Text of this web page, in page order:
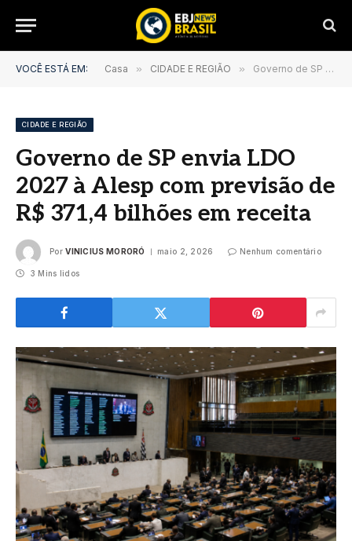
VOCÊ ESTÁ EM: Casa » CIDADE E REGIÃO » Governo de SP envia LDO 2027 à Alesp com previsão de R$ 371,4 bilhões em receita
CIDADE E REGIÃO
Governo de SP envia LDO
2027 à Alesp com previsão de
R$ 371,4 bilhões em receita
Por VINICIUS MORORÓ maio 2, 2026 Nenhum comentário
3 Mins lidos